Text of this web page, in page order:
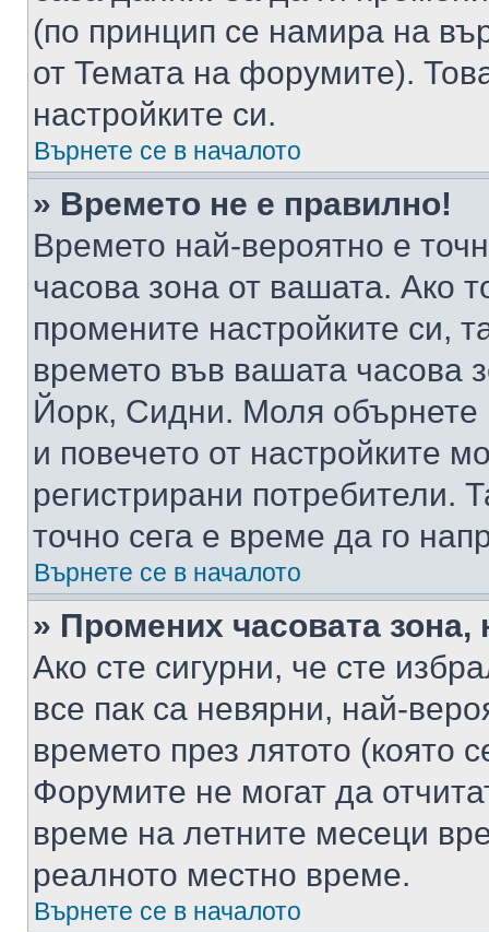
(по принцип се намира на
от Темата на форумите).
настройките си.
Върнете се в началото
» Времето не е правилно!
Времето най-вероятно е
часова зона от вашата. Ако
промените настройките си,
времето във вашата
Йорк, Сидни. Моля обърнете
и повечето от настройките
регистрирани потребители.
точно сега е време да го
Върнете се в началото
» Промених часовата
Ако сте сигурни, че сте
все пак са невярни, най-
времето през лятото (която
Форумите не могат да
време на летните месеци
реалното местно време.
Върнете се в началото